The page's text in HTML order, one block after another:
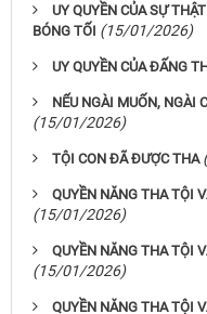
UY QUYỀN CỦA SỰ
BÓNG TỐI (15/01/2026)
UY QUYỀN CỦA ĐẤNG
NẾU NGÀI MUỐN, NGÀI
(15/01/2026)
TỘI CON ĐÃ ĐƯỢC THA
QUYỀN NĂNG THA TỘI
(15/01/2026)
QUYỀN NĂNG THA TỘI
(15/01/2026)
QUYỀN NĂNG THA TỘI